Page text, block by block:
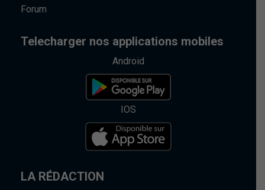
Forum
Telecharger nos applications mobiles
Android
IOS
LA RÉDACTION